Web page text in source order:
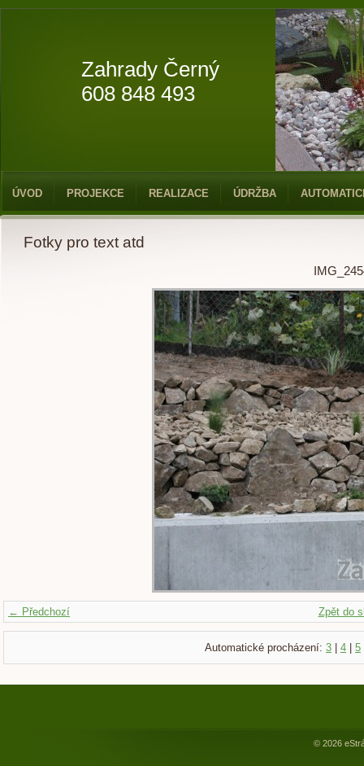
Zahrady Černý
608 848 493
ÚVOD PROJEKCE REALIZACE ÚDRŽBA
Fotky pro text atd
← Předchozí Zpět do
Automatické procházení: 3 4 5
© 2026